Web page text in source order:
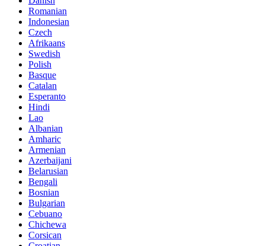
Romanian
Indonesian
Czech
Afrikaans
Swedish
Polish
Basque
Catalan
Esperanto
Hindi
Lao
Albanian
Amharic
Armenian
Azerbaijani
Belarusian
Bengali
Bosnian
Bulgarian
Cebuano
Chichewa
Corsican